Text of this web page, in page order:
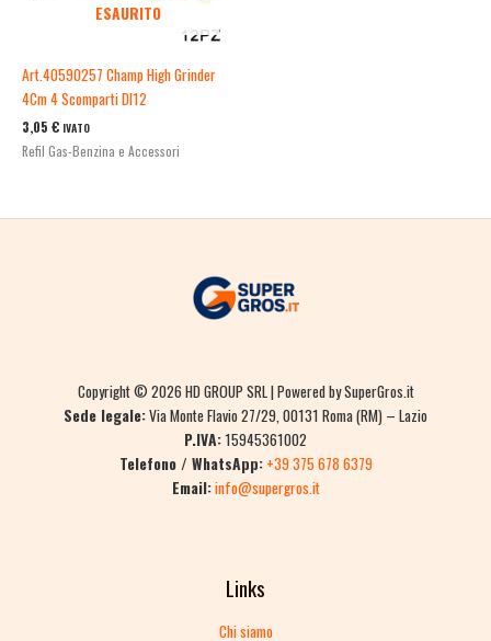
ESAURITO
Art.40590257 Champ High Grinder
4Cm 4 Scomparti Dl12
3,05 € IVATO
Refil Gas-Benzina e Accessori
Copyright © 2026 HD GROUP SRL | Powered by SuperGros.it
Sede legale:Via Monte Flavio 27/29, 00131 Roma (RM) – Lazio
P.IVA:15945361002
Telefono / WhatsApp: +39 375 678 6379
Email:info@supergros.it
Links
Chi siamo